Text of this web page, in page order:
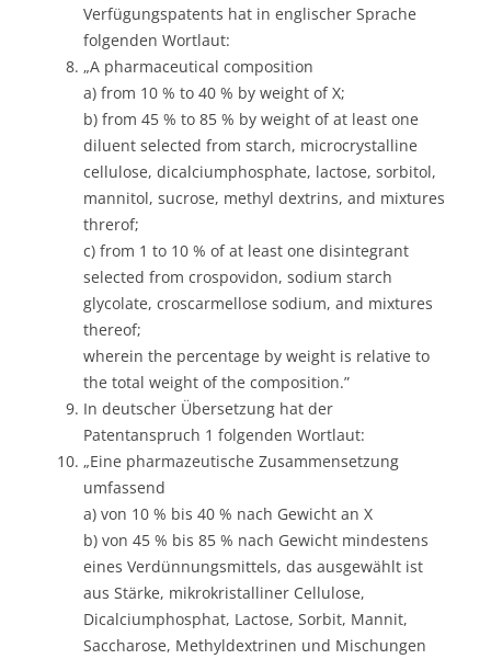
Verfügungspatents hat in englischer Sprache
folgenden Wortlaut:
„A pharmaceutical composition
a) from 10 % to 40 % by weight of X;
b) from 45 % to 85 % by weight of at least one
diluent selected from starch, microcrystalline
cellulose, dicalciumphosphate, lactose, sorbitol,
mannitol, sucrose, methyl dextrins, and mixtures
threrof;
c) from 1 to 10 % of at least one disintegrant
selected from crospovidon, sodium starch
glycolate, croscarmellose sodium, and mixtures
thereof;
wherein the percentage by weight is relative to
the total weight of the composition.”
In deutscher Übersetzung hat der
Patentanspruch 1 folgenden Wortlaut:
„Eine pharmazeutische Zusammensetzung
umfassend
a) von 10 % bis 40 % nach Gewicht an X
b) von 45 % bis 85 % nach Gewicht mindestens
eines Verdünnungsmittels, das ausgewählt ist
aus Stärke, mikrokristalliner Cellulose,
Dicalciumphosphat, Lactose, Sorbit, Mannit,
Saccharose, Methyldextrinen und Mischungen